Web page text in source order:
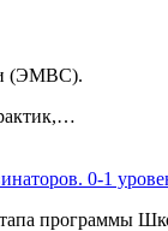
(ЭМВС).
0-1
программы